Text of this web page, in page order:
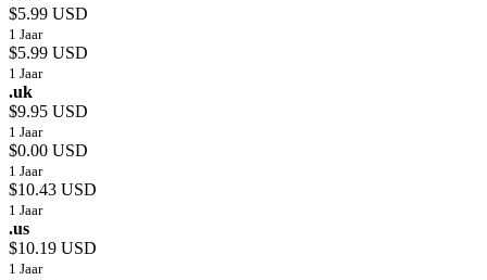
$5.99 USD
1 Jaar
$5.99 USD
1 Jaar
.uk
$9.95 USD
1 Jaar
$0.00 USD
1 Jaar
$10.43 USD
1 Jaar
.us
$10.19 USD
1 Jaar